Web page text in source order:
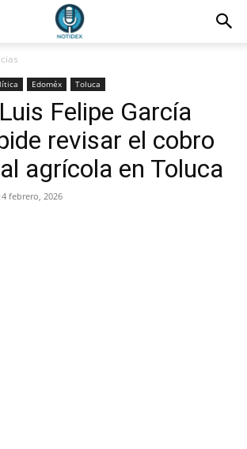
Edoméx Toluca
Felipe García
revisar el cobro
agrícola en Toluca
febrero, 2026